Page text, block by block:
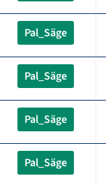
Pal_Säge
Pal_Säge
Pal_Säge
Pal_Säge